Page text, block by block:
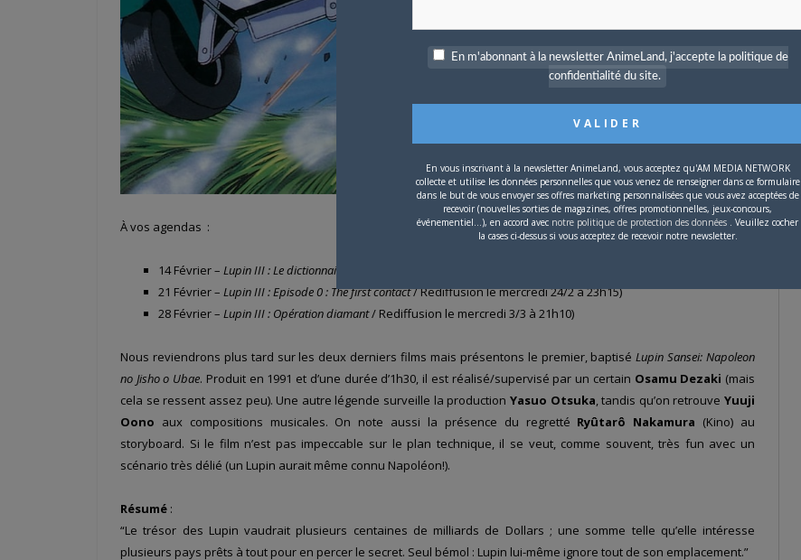
À vos agendas :
14 Février – Lupin III : Le dictionnaire de Napoléon
21 Février – Lupin III : Episode 0 : The first contact/ Rediffusion le mercredi 24/2 à 23h15)
28 Février – Lupin III : Opération diamant/ Rediffusion le mercredi 3/3 à 21h10)
Nous reviendrons plus tard sur les deux derniers films mais présentons le premier, baptiséLupin Sansei: Napoleon
no Jisho o Ubae. Produit en 1991 et d’une durée d’1h30, il est réalisé/supervisé par un certain Osamu Dezaki (mais
cela se ressent assez peu). Une autre légende surveille la production Yasuo Otsuka, tandis qu’on retrouve Yuuji
Oono aux compositions musicales. On note aussi la présence du regretté Ryûtarô Nakamura (Kino) au
storyboard. Si le film n’est pas impeccable sur le plan technique, il se veut, comme souvent, très fun avec un
scénario très délié (un Lupin aurait même connu Napoléon!).
Résumé :
“Le trésor des Lupin vaudrait plusieurs centaines de milliards de Dollars ; une somme telle qu’elle intéresse
plusieurs pays prêts à tout pour en percer le secret. Seul bémol : Lupin lui-même ignore tout de son emplacement.”
En m'abonnant à la newsletter AnimeLand, j'accepte la politique de
confidentialité du site.
En vous inscrivant à la newsletter AnimeLand, vous acceptez qu'AM MEDIA NETWORK
collecte et utilise les données personnelles que vous venez de renseigner dans ce formulaire
dans le but de vous envoyer ses offres marketing personnalisées que vous avez acceptées de
recevoir (nouvelles sorties de magazines, offres promotionnelles, jeux-concours,
événementiel...), en accord avec notre politique de protection des données . Veuillez cocher
la cases ci-dessus si vous acceptez de recevoir notre newsletter.